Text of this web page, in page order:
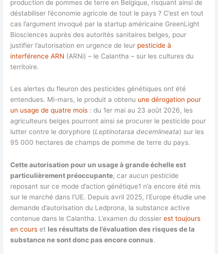
production de pommes de terre en Belgique, risquant ainsi de
déstabiliser l’économie agricole de tout le pays ? C’est en tout
cas l’argument invoqué par la startup américaine GreenLight
Biosciences auprès des autorités sanitaires belges, pour
justifier l’autorisation en urgence de leur pesticide à
interférence ARN (ARNi) – le Calantha – sur les cultures du
territoire.
Les alertes du fleuron des pesticides génétiques ont été
entendues. Mi-mars, le produit a obtenu une dérogation pour
un usage de quatre mois : du 1er mai au 23 août 2026, les
agriculteurs belges pourront ainsi se procurer le pesticide pour
lutter contre le doryphore (Leptinotarsa decemlineata) sur les
95 000 hectares de champs de pomme de terre du pays.
Cette autorisation pour un usage à grande échelle est
particulièrement préoccupante, car aucun pesticide
reposant sur ce mode d’action génétique1 n’a encore été mis
sur le marché dans l’UE. Depuis avril 2025, l’Europe étudie une
demande d’autorisation du Ledprona, la substance active
contenue dans le Calantha. L’examen du dossierest toujours
en cours et les résultats de l’évaluation des risques de la
substance ne sont donc pas encore connus.